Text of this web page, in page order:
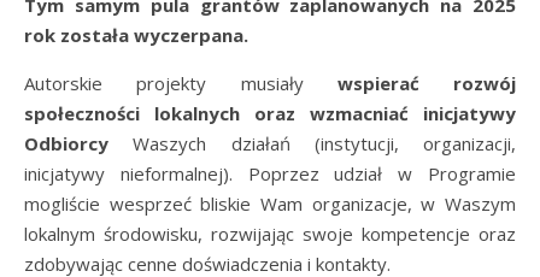
rok została wyczerpana.
Autorskie projekty musiały wspierać
rozwój
społeczności lokalnych oraz wzmacniać inicjatywy
Odbiorcy Waszych działań (instytucji, organizacji,
inicjatywy nieformalnej). Poprzez udział w Programie
mogliście wesprzeć bliskie Wam organizacje, w Waszym
lokalnym środowisku, rozwijając swoje kompetencje oraz
zdobywając cenne doświadczenia i kontakty.